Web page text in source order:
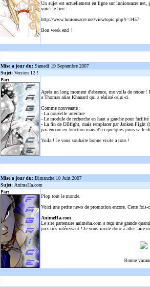
Un sujet est actuellement en ligne sur
voici le lien :
http://www.lunionsacre.net/viewtopic.php?t=3457
Bon week end !
Mise a jour du: Samedi 19 Septembre 2007
Sujet: Version 12 !
Par:
Après un long moment d'absence, me voila de retour
a Thomas alias Khanard qui a réalisé celui-ci.
Comme nouveauté :
- La nouvelle interface
- Le module de recherche en haut a gauche pour facilité
- La fin de DBfight, mais remplacer par Janken Fight
pas encore en fonction mais d'ici quelques jours sa le
Voila ! Je vous souhaite bonne visite a tous !
Mise a jour du: Dimanche 10 Juin 2007
Sujet: AnimeHa.com
Par:
Plop tout le monde.
Voici une petite news de promotion encore. Cette fois-
AnimeHa.com :
Le site partenaire animeha.com a reçu une grande
prix très intéressant ! Je vous invite donc à aller faire
Bonne